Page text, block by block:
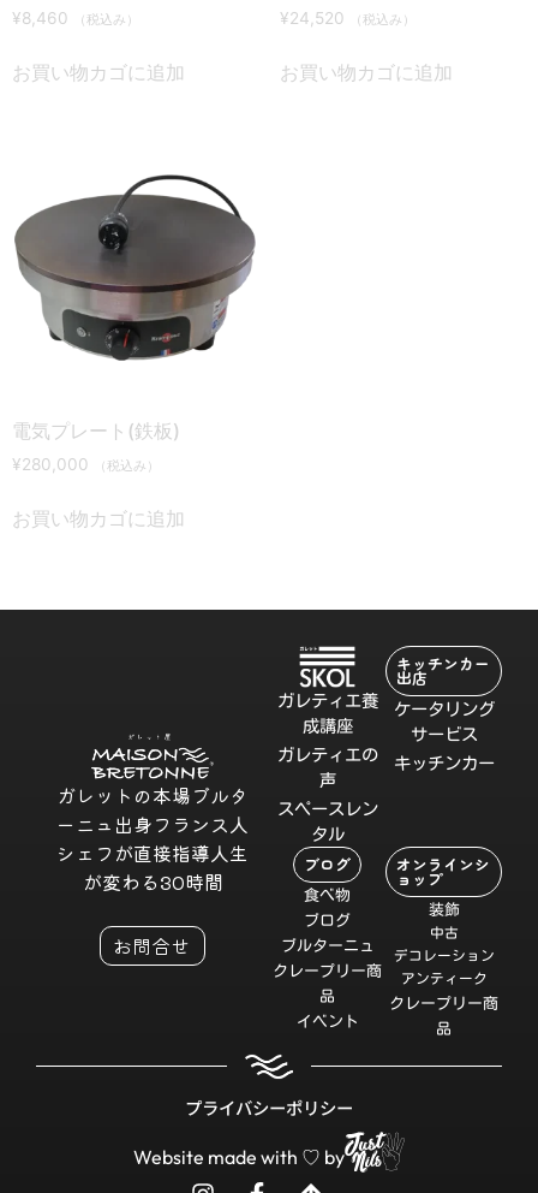
¥8,460 （税込み）
お買い物カゴに追加
¥24,520 （税込み）
お買い物カゴに追加
電気プレート(鉄板)
¥280,000 （税込み）
お買い物カゴに追加
ガレットの本場ブルタ
ーニュ出身フランス人
シェフが直接指導人生
が変わる30時間
お問合せ
ガレティエ養
成講座
ガレティエの
声
スペースレン
タル
キッチンカー
出店
ケータリング
サービス
キッチンカー
ブログ
食べ物
ブログ
ブルターニュ
クレープリー商
品
イベント
オンラインシ
ョップ
装飾
中古
デコレーション
アンティーク
クレープリー商
品
プライバシーポリシー
Website made with ♡ by